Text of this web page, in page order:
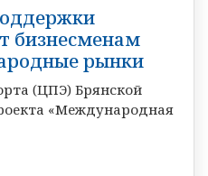
бизнесменам
рынки
(ЦПЭ) Брянской
«Международная